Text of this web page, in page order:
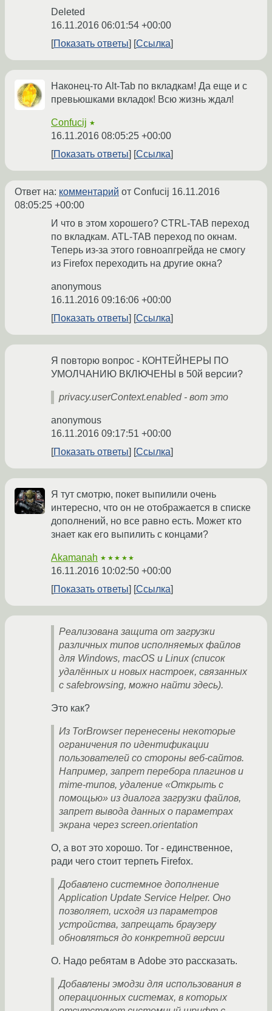
Deleted
16.11.2016 06:01:54 +00:00
Показать ответы
Ссылка
Наконец-то Alt-Tab по вкладкам! Да еще и с
превьюшками вкладок! Всю жизнь ждал!
Confucij ★
16.11.2016 08:05:25 +00:00
Показать ответы
Ссылка
Ответ на: комментарий от Confucij 16.11.2016
08:05:25 +00:00
И что в этом хорошего? CTRL-TAB переход
по вкладкам. ATL-TAB переход по окнам.
Теперь из-за этого говноапгрейда не смогу
из Firefox переходить на другие окна?
anonymous
16.11.2016 09:16:06 +00:00
Показать ответы
Ссылка
Я повторю вопрос - КОНТЕЙНЕРЫ ПО
УМОЛЧАНИЮ ВКЛЮЧЕНЫ в 50й версии?
privacy.userContext.enabled - вот это
anonymous
16.11.2016 09:17:51 +00:00
Показать ответы
Ссылка
Я тут смотрю, покет выпилили очень
интересно, что он не отображается в списке
дополнений, но все равно есть. Может кто
знает как его выпилить с концами?
Akamanah ★★★★★
16.11.2016 10:02:50 +00:00
Показать ответы
Ссылка
Реализована защита от загрузки
различных типов исполняемых файлов
для Windows, macOS и Linux (список
удалённых и новых настроек, связанных
с safebrowsing, можно найти здесь).
Это как?
Из TorBrowser перенесены некоторые
ограничения по идентификации
пользователей со стороны веб-сайтов.
Например, запрет перебора плагинов и
mime-типов, удаление «Открыть с
помощью» из диалога загрузки файлов,
запрет вывода данных о параметрах
экрана через screen.orientation
О, а вот это хорошо. Tor - единственное,
ради чего стоит терпеть Firefox.
Добавлено системное дополнение
Application Update Service Helper. Оно
позволяет, исходя из параметров
устройства, запрещать браузеру
обновляться до конкретной версии
О. Надо ребятам в Adobe это рассказать.
Добавлены эмодзи для использования в
операционных системах, в которых